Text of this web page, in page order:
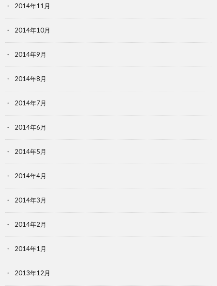
2014年11月
2014年10月
2014年9月
2014年8月
2014年7月
2014年6月
2014年5月
2014年4月
2014年3月
2014年2月
2014年1月
2013年12月